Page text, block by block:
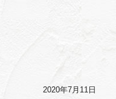
2020年7月11日